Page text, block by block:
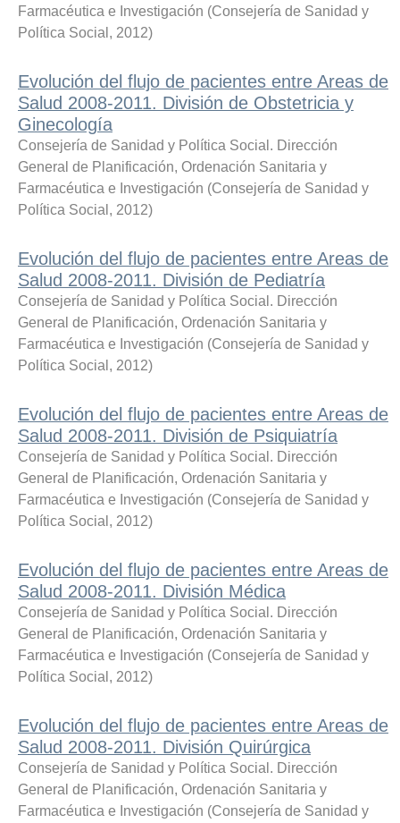
Farmacéutica e Investigación (Consejería de Sanidad y
Política Social , 2012)
Evolución del flujo de pacientes entre Areas de
Salud 2008-2011. División de Obstetricia y
Ginecología
Consejería de Sanidad y Política Social. Dirección
General de Planificación, Ordenación Sanitaria y
Farmacéutica e Investigación (Consejería de Sanidad y
Política Social , 2012)
Evolución del flujo de pacientes entre Areas de
Salud 2008-2011. División de Pediatría
Consejería de Sanidad y Política Social. Dirección
General de Planificación, Ordenación Sanitaria y
Farmacéutica e Investigación (Consejería de Sanidad y
Política Social , 2012)
Evolución del flujo de pacientes entre Areas de
Salud 2008-2011. División de Psiquiatría
Consejería de Sanidad y Política Social. Dirección
General de Planificación, Ordenación Sanitaria y
Farmacéutica e Investigación (Consejería de Sanidad y
Política Social , 2012)
Evolución del flujo de pacientes entre Areas de
Salud 2008-2011. División Médica
Consejería de Sanidad y Política Social. Dirección
General de Planificación, Ordenación Sanitaria y
Farmacéutica e Investigación (Consejería de Sanidad y
Política Social , 2012)
Evolución del flujo de pacientes entre Areas de
Salud 2008-2011. División Quirúrgica
Consejería de Sanidad y Política Social. Dirección
General de Planificación, Ordenación Sanitaria y
Farmacéutica e Investigación (Consejería de Sanidad y